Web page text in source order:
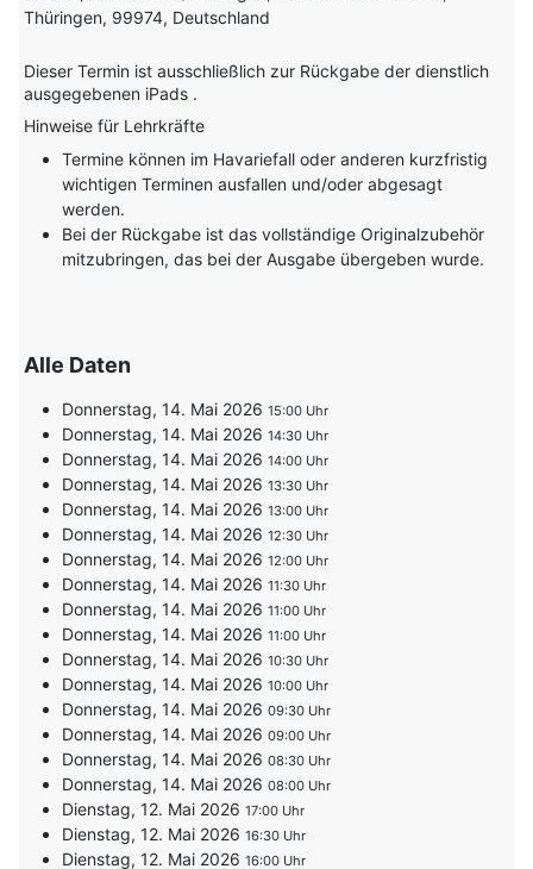
Thüringen, 99974, Deutschland
Dieser Termin ist ausschließlich zur Rückgabe der dienstlich
ausgegebenen iPads .
Hinweise für Lehrkräfte
Termine können im Havariefall oder anderen kurzfristig
wichtigen Terminen ausfallen und/oder abgesagt
werden.
Bei der Rückgabe ist das vollständige Originalzubehör
mitzubringen, das bei der Ausgabe übergeben wurde.
Alle Daten
Donnerstag, 14. Mai 202615:00
Donnerstag, 14. Mai 202614:30
Donnerstag, 14. Mai 202614:00
Donnerstag, 14. Mai 202613:30
Donnerstag, 14. Mai 202613:00
Donnerstag, 14. Mai 202612:30
Donnerstag, 14. Mai 202612:00
Donnerstag, 14. Mai 202611:30
Donnerstag, 14. Mai 202611:00
Donnerstag, 14. Mai 202611:00
Donnerstag, 14. Mai 202610:30
Donnerstag, 14. Mai 202610:00
Donnerstag, 14. Mai 202609:30
Donnerstag, 14. Mai 202609:00
Donnerstag, 14. Mai 202608:30
Donnerstag, 14. Mai 202608:00
Dienstag, 12. Mai 202617:00
Dienstag, 12. Mai 202616:30
Dienstag, 12. Mai 202616:00